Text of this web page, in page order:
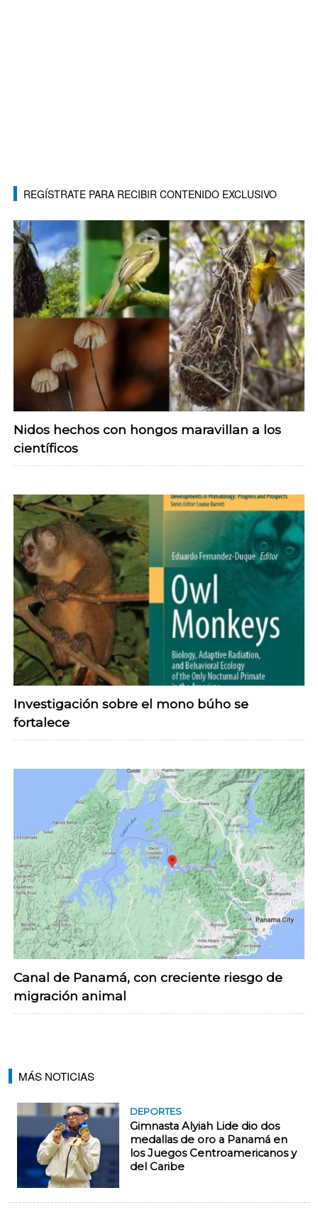
REGÍSTRATE PARA RECIBIR CONTENIDO EXCLUSIVO
Nidos hechos con hongos maravillan a los
científicos
Investigación sobre el mono búho se
fortalece
Canal de Panamá, con creciente riesgo de
migración animal
MÁS NOTICIAS
DEPORTES
Gimnasta Alyiah Lide dio dos
medallas de oro a Panamá en
los Juegos Centroamericanos y
del Caribe